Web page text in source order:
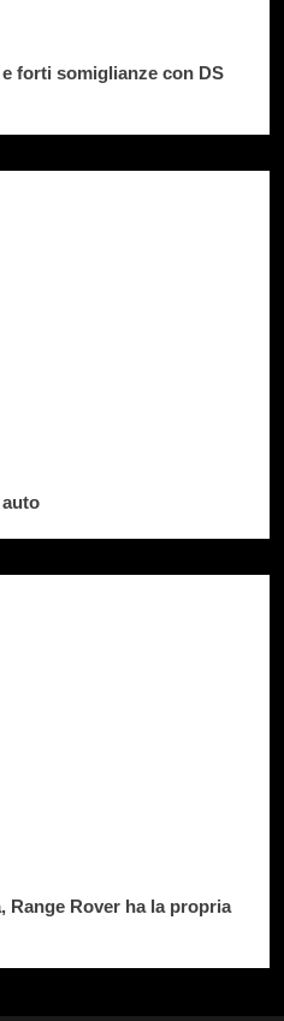
forti somiglianze con DS
Range Rover ha la propria